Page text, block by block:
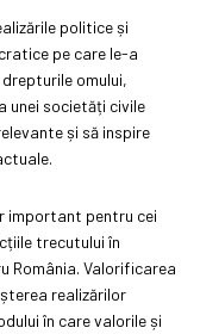
politice și
pe care le-a
omului,
unei societăți civile
și să inspire
important pentru cei
trecutului în
România. Valorificarea
realizărilor
în care valorile și